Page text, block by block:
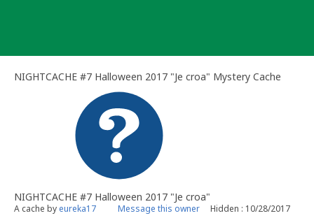
NIGHTCACHE #7 Halloween 2017 "Je croa" Mystery Cache
NIGHTCACHE #7 Halloween 2017 "Je croa"
A cache by eureka17 Message this owner Hidden : 10/28/2017